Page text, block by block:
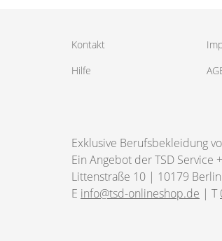
Kontakt
Hilfe
Exklusive Berufsbekleidung
Ein Angebot der TSD Service
Littenstraße 10 | 10179
E info@tsd-onlineshop.de | T